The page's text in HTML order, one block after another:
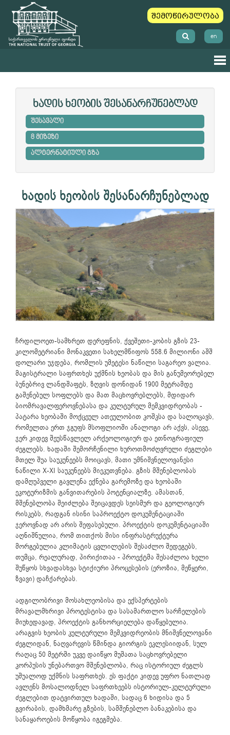
შემოწირულობა
en
ხადის ხეობის შესანარჩუნებლად
შესავალი
8 მიზეზი
ალტერნატიული გზა
ხადის ხეობის შესანარჩუნებლად
ჩრდილოეთ-სამხრეთ დერეფნის, ქვეშეთი-კობის გზის 23-
კილომეტრიანი მონაკვეთი სახელმწიფოს 558.6 მილიონი აშშ
დოლარი უჯდება, რომლის უმეტესი ნაწილი საგარეო ვალია.
მაგისტრალი საფრთხეს უქმნის ხეობას და მის განუმეორებელ
ბუნებრივ ლანდშაფტს, ზღვის დონიდან 1900 მეტრამდე
გაშენებულ სოფლებს და მათ მაცხოვრებლებს, მდიდარ
ბიომრავალფეროვნებასა და კულტურულ მემკვიდრეობას -
პატარა ხეობაში მოქცეულ ათეულობით კოშკსა და სალოცავს,
რომელთა ერთ ჯგუფს მსოფლიოში ანალოგი არ აქვს, ასევე,
ჯერ კიდევ შეუსწავლელ არქეოლოგიურ და ეთნოგრაფიულ
ძეგლებს. ხადაში შემორჩენილი ხუროთმოძღვრული ძეგლები
მთელ შუა საუკუნეებს მოიცავს, მათი უმნიშვნელოვანესი
ნაწილი X-XI საუკუნეებს მიეკუთვნება. გზის მშენებლობას
დამღუპველი გავლენა ექნება გარემოზე და ხეობაში
ეკოტურიზმის განვითარების პოტენციალზე. ამასთან,
მშენებლობა შეიძლება შეიცავდეს სეისმურ და გეოლოგიურ
რისკებს, რადგან ისინი საპროექტო დოკუმენტაციაში
ჯეროვნად არ არის შეფასებული. პროექტის დოკუმენტაციაში
აღნიშნულია, რომ თითქოს მისი ინფრასტრუქტურა
მორგებულია კლიმატის ცვლილების შესაძლო შედეგებს,
თუმცა, რეალურად, პირიქითაა - პროექტმა შესაძლოა ხელი
შუწყოს სხვადასხვა სტიქიური პროცესების (ეროზია, მეწყერი,
ზვავი) დაჩქარებას.
ადგილობრივი მოსახლეობისა და ექსპერტების
მრავალმხრივი პროტესტისა და სასამართლო სარჩელების
მიუხედავად, პროექტის განხორციელება დაწყებულია.
არაგვის ხეობის კულტურული მემკვიდრეობის მნიშვნელოვანი
ძეგლიდან, ნაღვარევის წმინდა გიორგის ეკლესიიდან, სულ
რაღაც 50 მეტრში უკვე დაიწყო მუშათა საცხოვრებელი
კორპუსის უნებართვო მშენებლობა, რაც ისტორიულ ძეგლს
უშუალოდ უქმნის საფრთხეს. ეს ფაქტი კიდევ უფრო ნათლად
ავლენს მოსალოდნელ საფრთხეებს ისტორიულ-კულტურული
ძეგლებით დატვირთულ ხადაში, სადაც 6 ხიდისა და 5
გვირაბის, დამხმარე გზების, სამშენებლო ბანაკებისა და
სანაყაროების მოწყობა იგეგმება.